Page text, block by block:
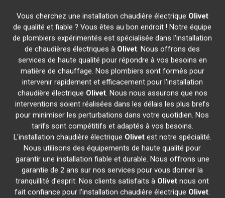
Vous cherchez une installation chaudière électrique Olivet
de qualité et fiable ? Vous êtes au bon endroit ! Notre équipe
de plombiers expérimentés est spécialisée dans l'installation
de chaudières électriques à Olivet. Nous offrons des
services de haute qualité pour répondre à vos besoins en
matière de chauffage. Nos plombiers sont formés pour
intervenir rapidement et efficacement pour l'installation
chaudière électrique Olivet. Nous nous assurons que nos
interventions soient réalisées dans les délais les plus brefs
pour minimiser les perturbations dans votre quotidien. Nos
tarifs sont compétitifs et adaptés à vos besoins.
L'installation chaudière électrique Olivetest notre spécialité.
Nous utilisons des équipements de haute qualité pour
garantir une installation fiable et durable. Nous offrons une
garantie de 2 ans sur nos services pour vous donner la
tranquillité d'esprit. Nos clients satisfaits à Olivet nous ont
fait confiance pour l'installation chaudière électrique Olivet.